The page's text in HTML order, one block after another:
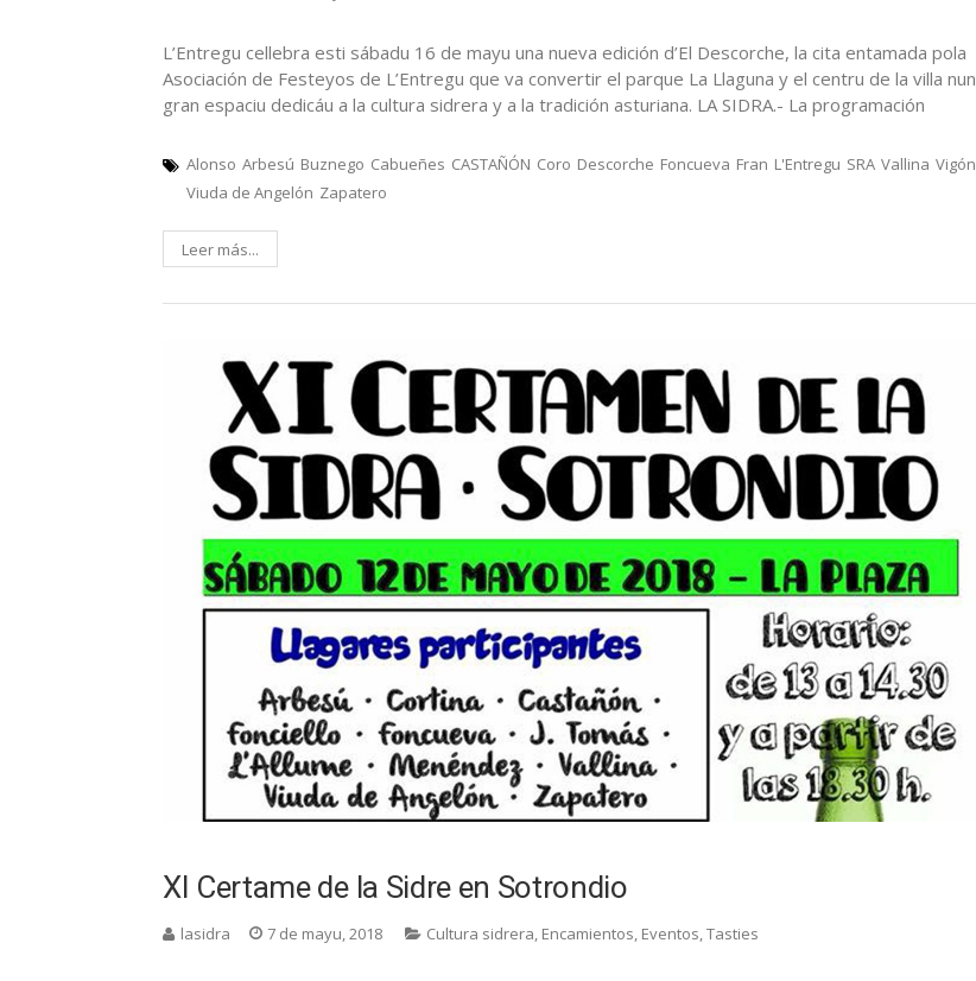
L’Entregu cellebra esti sábadu 16 de mayu una nueva edición d’El Descorche, la cita entamada pola
Asociación de Festeyos de L’Entregu que va convertir el parque La Llaguna y el centru de la villa nun
gran espaciu dedicáu a la cultura sidrera y a la tradición asturiana. LA SIDRA.- La programación
Alonso Arbesú Buznego Cabueñes CASTAÑÓN Coro Descorche Foncueva Fran L'Entregu SRA Vallina Vigón
Viuda de Angelón Zapatero
Leer más...
XI Certame de la Sidre en Sotrondio
lasidra 7 de mayu, 2018 Cultura sidrera, Encamientos, Eventos,Tasties